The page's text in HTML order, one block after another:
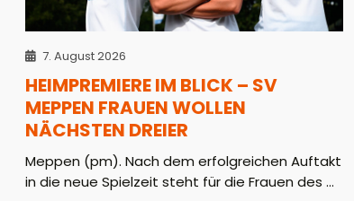
7. August 2026
HEIMPREMIERE IM BLICK – SV
MEPPEN FRAUEN WOLLEN
NÄCHSTEN DREIER
Meppen (pm). Nach dem erfolgreichen Auftakt
in die neue Spielzeit steht für die Frauen des ...